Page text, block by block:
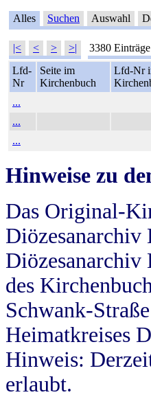
Alles Suchen Auswahl
|< < > >| 3380
Lfd-
Nr
Seite im
Kirchenbuch
Lfd-Nr
...
...
...
Hinweise zu
Das Original-
Diözesanarchiv
des
Schwank-
Heimatkreises
Hinweis:
erlaubt.